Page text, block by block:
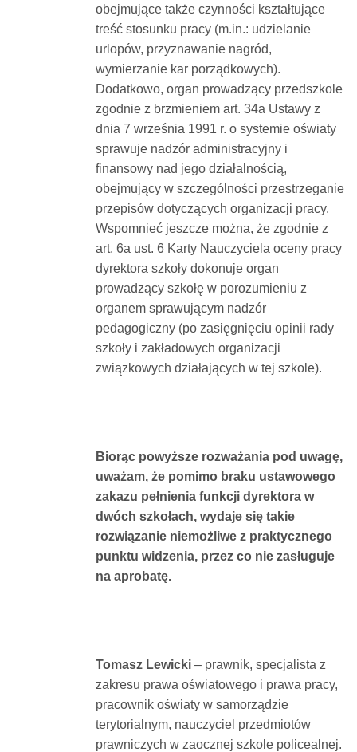
obejmujące także czynności kształtujące
treść stosunku pracy (m.in.: udzielanie
urlopów, przyznawanie nagród,
wymierzanie kar porządkowych).
Dodatkowo, organ prowadzący przedszkole
zgodnie z brzmieniem art. 34a Ustawy z
dnia 7 września 1991 r. o systemie oświaty
sprawuje nadzór administracyjny i
finansowy nad jego działalnością,
obejmujący w szczególności przestrzeganie
przepisów dotyczących organizacji pracy.
Wspomnieć jeszcze można, że zgodnie z
art. 6a ust. 6 Karty Nauczyciela oceny pracy
dyrektora szkoły dokonuje organ
prowadzący szkołę w porozumieniu z
organem sprawującym nadzór
pedagogiczny (po zasięgnięciu opinii rady
szkoły i zakładowych organizacji
związkowych działających w tej szkole).
Biorąc powyższe rozważania pod uwagę,
uważam, że pomimo braku ustawowego
zakazu pełnienia funkcji dyrektora w
dwóch szkołach, wydaje się takie
rozwiązanie niemożliwe z praktycznego
punktu widzenia, przez co nie zasługuje
na aprobatę.
Tomasz Lewicki– prawnik, specjalista z
zakresu prawa oświatowego i prawa pracy,
pracownik oświaty w samorządzie
terytorialnym, nauczyciel przedmiotów
prawniczych w zaocznej szkole policealnej.